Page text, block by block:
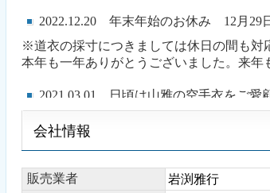
2022.12.20 年末年始のお休み 12
※道衣の採寸につきましては休日の間
本年も一年ありがとうございました。来年
2021.03.01 日頃は山雅の空手衣をご愛
今年は感染対策を整えて行われることと思
オーダーメイドのご注文にはお時間がか
会社情報
販売業者 岩渕雅行